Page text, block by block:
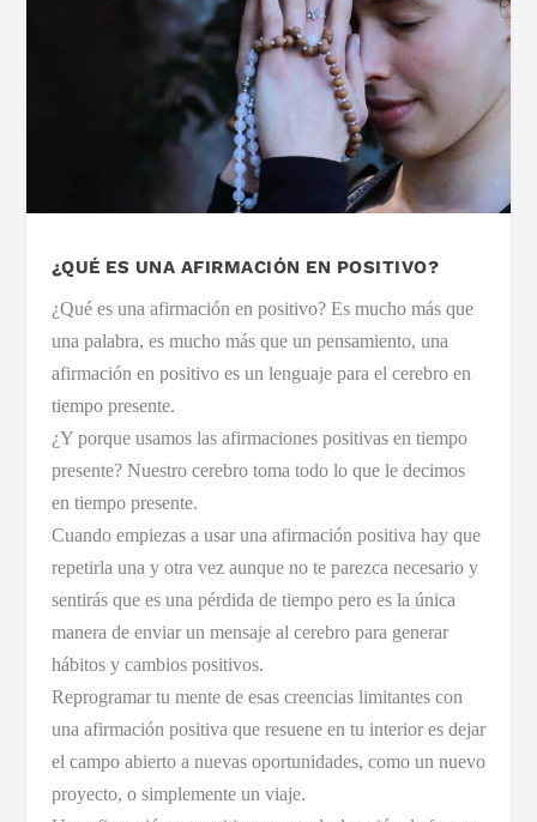
¿QUÉ ES UNA AFIRMACIÓN EN POSITIVO?
¿Qué es una afirmación en positivo? Es mucho más que
una palabra, es mucho más que un pensamiento, una
afirmación en positivo es un lenguaje para el cerebro en
tiempo presente.
¿Y porque usamos las afirmaciones positivas en tiempo
presente? Nuestro cerebro toma todo lo que le decimos
en tiempo presente.
Cuando empiezas a usar una afirmación positiva hay que
repetirla una y otra vez aunque no te parezca necesario y
sentirás que es una pérdida de tiempo pero es la única
manera de enviar un mensaje al cerebro para generar
hábitos y cambios positivos.
Reprogramar tu mente de esas creencias limitantes con
una afirmación positiva que resuene en tu interior es dejar
el campo abierto a nuevas oportunidades, como un nuevo
proyecto, o simplemente un viaje.